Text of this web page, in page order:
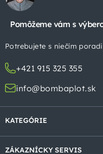
Pomôžeme vám s
Potrebujete s niečím
+421 915 325 355
info@bombaplot.sk
KATEGÓRIE
ZÁKAZNÍCKY SERVIS